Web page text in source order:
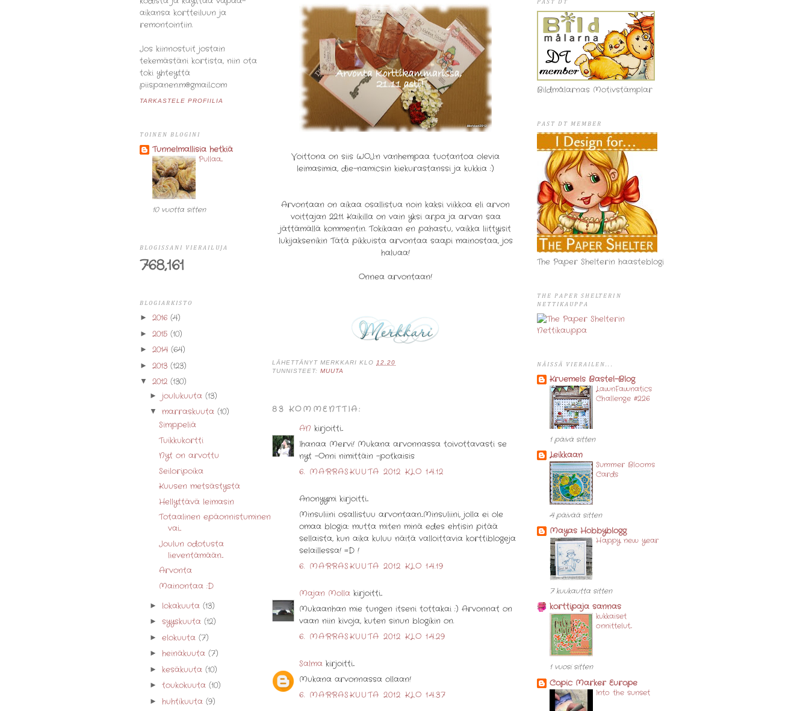
aikansa kortteiluun ja
remontointiin.
Jos kiinnostuit jostain
tekemästäni kortista, niin ota
toki yhteyttä
piispanen.m@gmail.com
TARKASTELE PROFIILIA
TOINEN BLOGINI
Tunnelmallisia hetkiä
Pullaa...
10 vuotta sitten
BLOGISSANI VIERAILUJA
768,161
BLOGIARKISTO
► 2016 (4)
► 2015 (10)
► 2014 (64)
► 2013 (123)
▼ 2012 (130)
► joulukuuta (13)
▼ marraskuuta (10)
Simppeliä
Tuikkukortti
Nyt on arvottu
Seiloripoika
Kuusen metsästystä
Hellyttävä leimasin
Totaalinen epäonnistuminen
vai...
Joulun odotusta
lieventämään...
Arvonta
Mainontaa :D
► lokakuuta (13)
► syyskuuta (12)
► elokuuta (7)
► heinäkuuta (7)
► kesäkuuta (10)
► toukokuuta (10)
► huhtikuuta (9)
Voittona on siis WOJ:n vanhempaa tuotantoa olevia
leimasimia, die-namicsin kiekurastanssi ja kukkia :)
Arvontaan on aikaa osallistua noin kaksi viikkoa eli arvon
voittajan 22.11. Kaikilla on vain yksi arpa ja arvan saa
jättämällä kommentin. Tokikaan en pahastu, vaikka liittyisit
lukijaksenikin Tätä pikkuista arvontaa saapi mainostaa, jos
haluaa!
Onnea arvontaan!
LÄHETTÄNYTMERKKARI KLO 12.20
TUNNISTEET:MUUTA
83 KOMMENTTIA:
AN kirjoitti...
Ihanaa Mervi! Mukana arvonnassa toivottavasti se
nyt -Onni nimittäin -potkaisis
6. MARRASKUUTA 2012 KLO 14.12
Anonyymi kirjoitti...
Minsuliini osallistuu arvontaan...Minsuliini, jolla ei ole
omaa blogia: mutta miten minä edes ehtisin pitää
sellaista, kun aika kuluu näitä valloittavia korttiblogeja
selaillessa! =D !
6. MARRASKUUTA 2012 KLO 14.19
Majan Molla kirjoitti...
Mukaanhan mie tungen itseni tottakai :) Arvonnat on
vaan niin kivoja, kuten sinun blogikin on.
6. MARRASKUUTA 2012 KLO 14.29
Salma kirjoitti...
Mukana arvonnassa ollaan!
6. MARRASKUUTA 2012 KLO 14.37
PAST DT
Bildmålarnas Motivstämplar
PAST DT MEMBER
The Paper Shelterin haasteblogi
THE PAPER SHELTERIN
NETTIKAUPPA
NÄISSÄ VIERAILEN...
Kruemels Bastel-Blog
LawnFawnatics
Challenge #226
1 päivä sitten
Leikkaan
Summer Blooms
Cards
4 päivää sitten
Mayas Hobbyblogg
Happy new year
7 kuukautta sitten
korttipaja sannas
kukkaiset
onnittelut...
1 vuosi sitten
Copic Marker Europe
Into the sunset